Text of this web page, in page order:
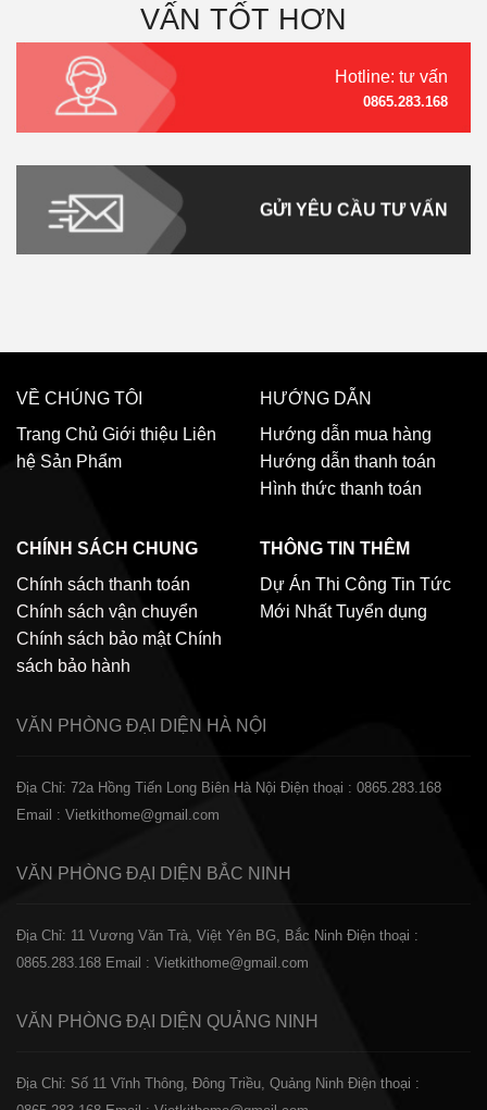
VẤN TỐT HƠN
Hotline: tư vấn
0865.283.168
GỬI YÊU CẦU TƯ VẤN
VỀ CHÚNG TÔI
Trang Chủ Giới thiệu Liên
hệ Sản Phẩm
HƯỚNG DẪN
Hướng dẫn mua hàng
Hướng dẫn thanh toán
Hình thức thanh toán
CHÍNH SÁCH CHUNG
Chính sách thanh toán
Chính sách vận chuyển
Chính sách bảo mật Chính
sách bảo hành
THÔNG TIN THÊM
Dự Án Thi Công Tin Tức
Mới Nhất Tuyển dụng
VĂN PHÒNG ĐẠI DIỆN HÀ NỘI
Địa Chỉ: 72a Hồng Tiến Long Biên Hà Nội Điện thoại : 0865.283.168
Email : Vietkithome@gmail.com
VĂN PHÒNG ĐẠI DIỆN BẮC NINH
Địa Chỉ: 11 Vương Văn Trà, Việt Yên BG, Bắc Ninh Điện thoại :
0865.283.168 Email : Vietkithome@gmail.com
VĂN PHÒNG ĐẠI DIỆN QUẢNG NINH
Địa Chỉ: Số 11 Vĩnh Thông, Đông Triều, Quảng Ninh Điện thoại :